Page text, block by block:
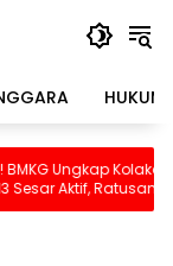
HUKUM
Utara
Gempa